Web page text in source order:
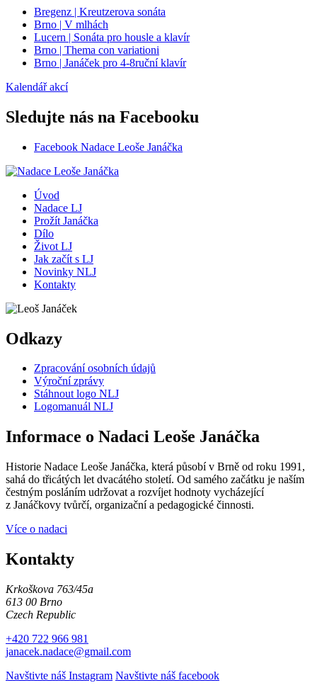
Bregenz | Kreutzerova sonáta
Brno | V mlhách
Lucern | Sonáta pro housle a klavír
Brno | Thema con variationi
Brno | Janáček pro 4-8ruční klavír
Kalendář akcí
Sledujte nás na Facebooku
Facebook Nadace Leoše Janáčka
Úvod
Nadace LJ
Prožít Janáčka
Dílo
Život LJ
Jak začít s LJ
Novinky NLJ
Kontakty
Odkazy
Zpracování osobních údajů
Výroční zprávy
Stáhnout logo NLJ
Logomanuál NLJ
Informace o Nadaci Leoše Janáčka
Historie Nadace Leoše Janáčka, která působí v Brně od roku 1991,
sahá do třicátých let dvacátého století. Od samého začátku je naším
čestným posláním udržovat a rozvíjet hodnoty vycházející
z Janáčkovy tvůrčí, organizační a pedagogické činnosti.
Více o nadaci
Kontakty
Krkoškova 763/45a
613 00 Brno
Czech Republic
+420 722 966 981
janacek.nadace@gmail.com
Navštivte náš Instagram Navštivte náš facebook